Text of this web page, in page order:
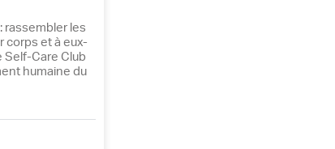
rassembler les
corps et à eux-
Care Club
humaine du